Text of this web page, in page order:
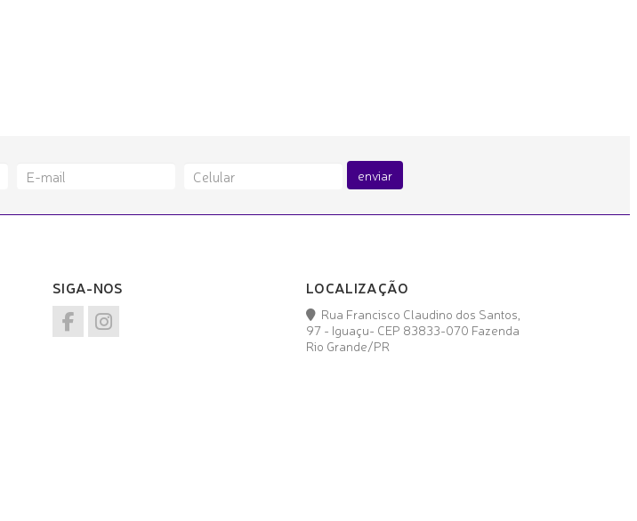
enviar
SIGA-NOS LOCALIZAÇÃO
Rua Francisco Claudino dos Santos,
97 - Iguaçu- CEP 83833-070 Fazenda
Rio Grande/PR